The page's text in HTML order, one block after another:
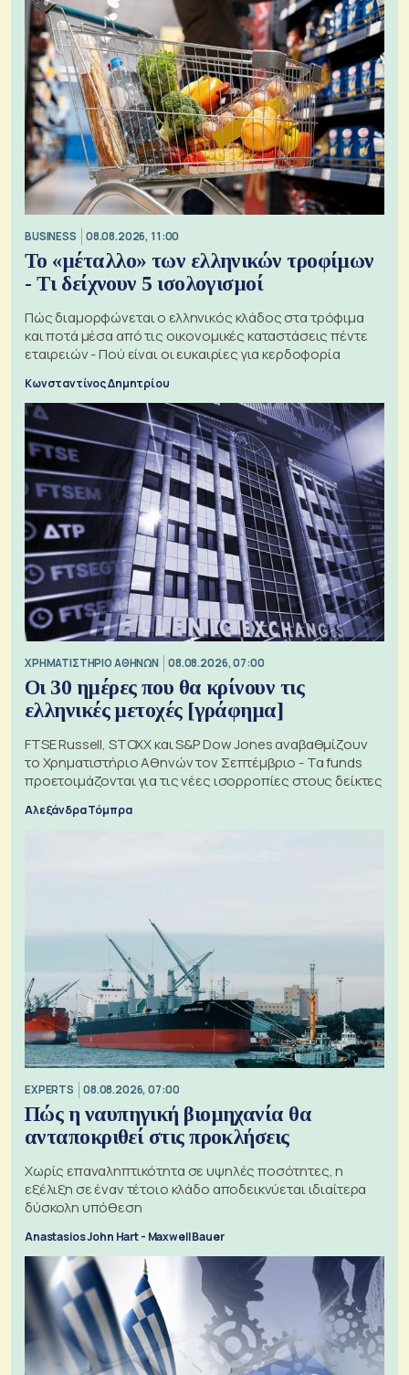
BUSINESS 08.08.2026, 11:00
Το «μέταλλο» των ελληνικών τροφίμων
- Τι δείχνουν 5 ισολογισμοί
Πώς διαμορφώνεται ο ελληνικός κλάδος στα τρόφιμα
και ποτά μέσα από τις οικονομικές καταστάσεις πέντε
εταιρειών - Πού είναι οι ευκαιρίες για κερδοφορία
Κωνσταντίνος Δημητρίου
XΡΗΜΑΤΙΣΤΗΡΙΟ ΑΘΗΝΩΝ 08.08.2026, 07:00
Οι 30 ημέρες που θα κρίνουν τις
ελληνικές μετοχές [γράφημα]
FTSE Russell, STOXX και S&P Dow Jones αναβαθμίζουν
το Χρηματιστήριο Αθηνών τον Σεπτέμβριο - Τα funds
προετοιμάζονται για τις νέες ισορροπίες στους δείκτες
Αλεξάνδρα Τόμπρα
EXPERTS 08.08.2026, 07:00
Πώς η ναυπηγική βιομηχανία θα
ανταποκριθεί στις προκλήσεις
Χωρίς επαναληπτικότητα σε υψηλές ποσότητες, η
εξέλιξη σε έναν τέτοιο κλάδο αποδεικνύεται ιδιαίτερα
δύσκολη υπόθεση
Anastasios John Hart - Maxwell Bauer